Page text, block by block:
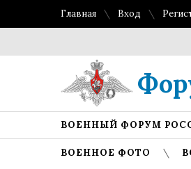
Главная Вход
ВОЕННЫЙ ФОРУМ
ВОЕННОЕ ФОТО